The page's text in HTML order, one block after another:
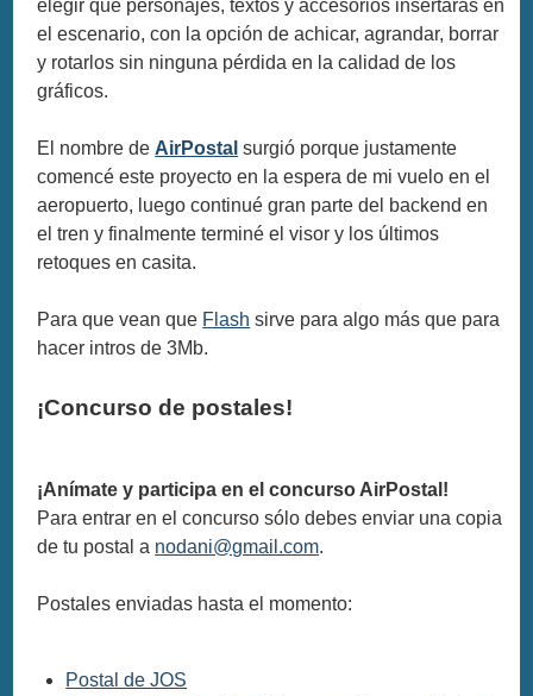
elegir qué personajes, textos y accesorios insertarás en
el escenario, con la opción de achicar, agrandar, borrar
y rotarlos sin ninguna pérdida en la calidad de los
gráficos.
El nombre de AirPostal surgió porque justamente
comencé este proyecto en la espera de mi vuelo en el
aeropuerto, luego continué gran parte del backend en
el tren y finalmente terminé el visor y los últimos
retoques en casita.
Para que vean que Flash sirve para algo más que para
hacer intros de 3Mb.
¡Concurso de postales!
¡Anímate y participa en el concurso AirPostal!
Para entrar en el concurso sólo debes enviar una copia
de tu postal a nodani@gmail.com.
Postales enviadas hasta el momento:
Postal de JOS